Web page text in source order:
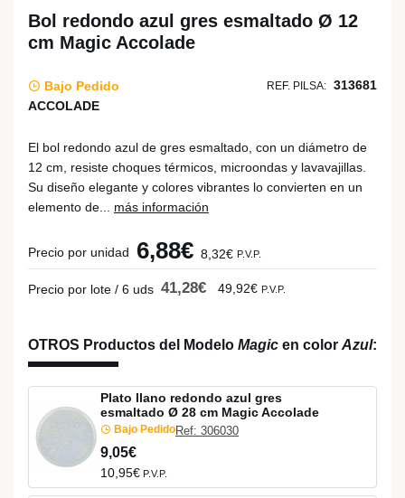
Bol redondo azul gres esmaltado Ø 12
cm Magic Accolade
Bajo Pedido REF. PILSA: 313681
ACCOLADE
El bol redondo azul de gres esmaltado, con un diámetro de
12 cm, resiste choques térmicos, microondas y lavavajillas.
Su diseño elegante y colores vibrantes lo convierten en un
elemento de... más información
Precio por unidad 6,88€ 8,32€ P.V.P.
Precio por lote / 6 uds 41,28€ 49,92€ P.V.P.
OTROS Productos del Modelo Magic en color Azul:
Plato llano redondo azul gres
esmaltado Ø 28 cm Magic Accolade
Bajo PedidoRef: 306030
9,05€
10,95€ P.V.P.